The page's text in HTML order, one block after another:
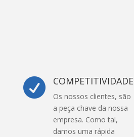
 COMPETITIVIDADE
Os nossos clientes, são
a peça chave da nossa
empresa. Como tal,
damos uma rápida